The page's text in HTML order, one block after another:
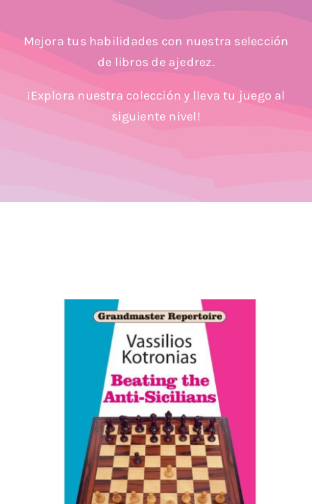
Mejora tus habilidades con nuestra selección
de libros de ajedrez.
¡Explora nuestra colección y lleva tu juego al
siguiente nivel!